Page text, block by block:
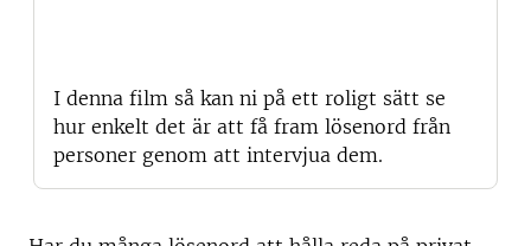
I denna film så kan ni på ett roligt sätt se
hur enkelt det är att få fram lösenord från
personer genom att intervjua dem.